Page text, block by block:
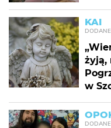
KAI
DODANE
żyją,
w
DODANE